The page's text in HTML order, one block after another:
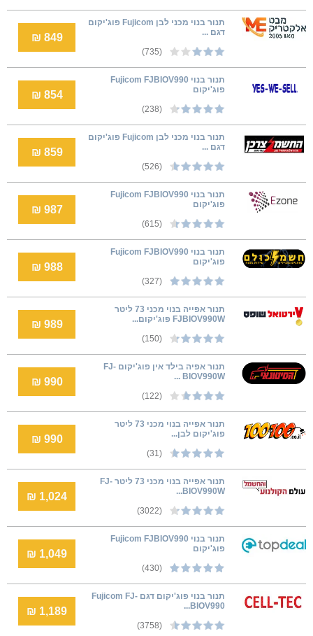
תנור בנוי מכני לבן Fujicom פוג'יקום
דגם ...
(735)
849 ₪
‏תנור בנוי Fujicom FJBIOV990
פוג'יקום
(238)
854 ₪
תנור בנוי מכני לבן Fujicom פוג'יקום
דגם ...
(526)
859 ₪
‏תנור בנוי Fujicom FJBIOV990
פוג'יקום
(615)
987 ₪
תנור בנוי Fujicom FJBIOV990
פוג'יקום
(327)
988 ₪
תנור אפייה בנוי מכני 73 ליטר
FJBIOV990W פוג'יקום...
(150)
989 ₪
תנור אפיה בילד אין פוג'יקום FJ-
BIOV990W ...
(122)
990 ₪
תנור אפייה בנוי מכני 73 ליטר
פוג'יקום לבן...
(31)
990 ₪
תנור אפייה בנוי מכני 73 ליטר FJ-
BIOV990W...
(3022)
1,024 ₪
‏תנור בנוי Fujicom FJBIOV990
פוג'יקום
(430)
1,049 ₪
תנור בנוי פוג'יקום דגם Fujicom FJ-
BIOV990...
(3758)
1,189 ₪